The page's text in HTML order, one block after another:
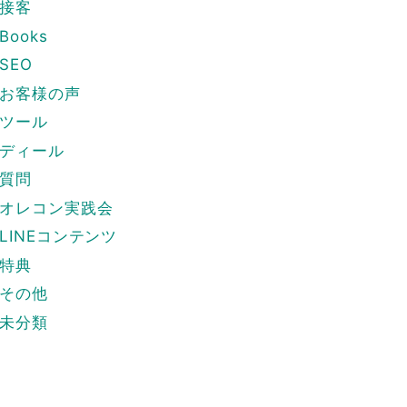
接客
Books
SEO
お客様の声
ツール
ディール
質問
オレコン実践会
LINEコンテンツ
特典
その他
未分類